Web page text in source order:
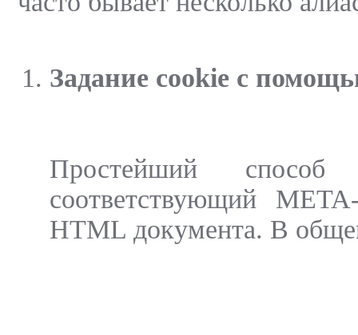
Задание cookie с
Простейший
соответствующий
HTML документа. В